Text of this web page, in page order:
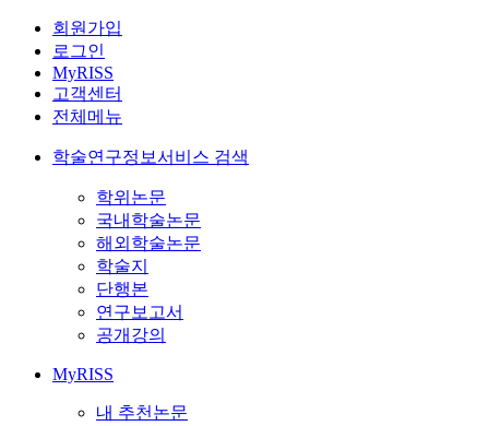
회원가입
로그인
MyRISS
고객센터
전체메뉴
학술연구정보서비스 검색
학위논문
국내학술논문
해외학술논문
학술지
단행본
연구보고서
공개강의
MyRISS
내 추천논문